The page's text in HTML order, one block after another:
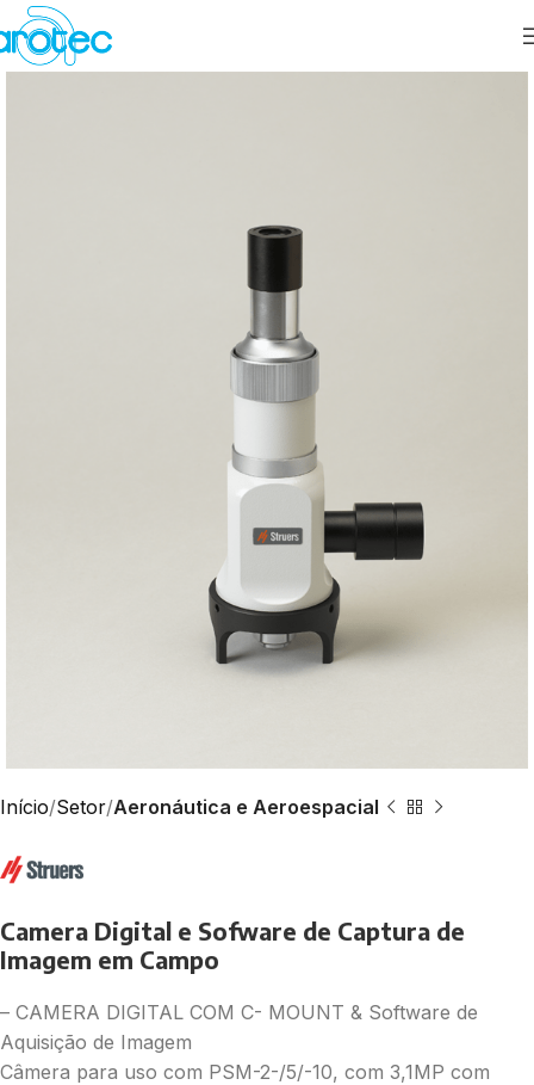
Início Setor Aeronáutica e Aeroespacial
Camera Digital e Sofware de Captura de
Imagem em Campo
– CAMERA DIGITAL COM C- MOUNT & Software de
Aquisição de Imagem
Câmera para uso com PSM-2-/5/-10, com 3,1MP com